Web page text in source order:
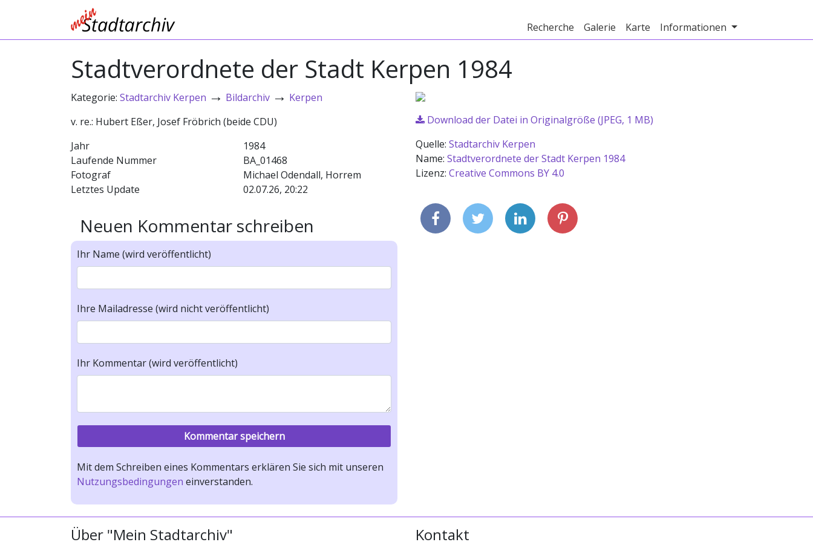
Recherche Galerie Karte Informationen
Stadtverordnete der Stadt Kerpen 1984
Kategorie: Stadtarchiv Kerpen → Bildarchiv → Kerpen
v. re.: Hubert Eßer, Josef Fröbrich (beide CDU)
Jahr
1984
Laufende Nummer
BA_01468
Fotograf
Michael Odendall, Horrem
Letztes Update
02.07.26, 20:22
Neuen Kommentar schreiben
Ihr Name (wird veröffentlicht)
Ihre Mailadresse (wird nicht veröffentlicht)
Ihr Kommentar (wird veröffentlicht)
Mit dem Schreiben eines Kommentars erklären Sie sich mit unseren
Nutzungsbedingungen einverstanden.
Download der Datei in Originalgröße (JPEG, 1 MB)
Quelle: Stadtarchiv Kerpen
Name: Stadtverordnete der Stadt Kerpen 1984
Lizenz: Creative Commons BY 4.0
Über "Mein Stadtarchiv" Kontakt